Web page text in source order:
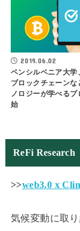
2019.06.02
ペンシルベニア大学
ブロックチェーンな
ノロジーが学べるプ
始
ReFi Research
>>web3.0 x
気候変動に取